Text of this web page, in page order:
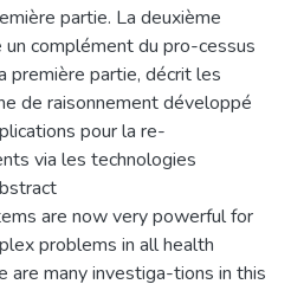
partie. La deuxième
complément du pro-cessus
première partie, décrit les
de raisonnement développé
pour la re-
via les technologies
are now very powerful for
problems in all health
are many investiga-tions in this